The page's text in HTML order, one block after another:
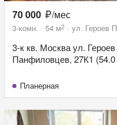
70 000 /мес
3-комн. 54 м2 ул. Героев
3-к кв. Москва ул. Героев
Панфиловцев, 27К1 (54.0
Планерная